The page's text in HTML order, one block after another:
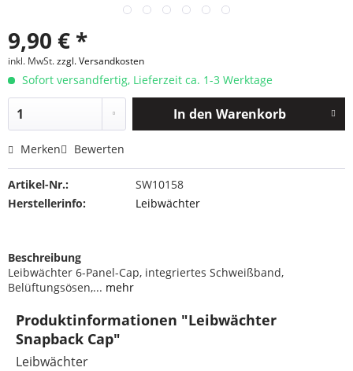
9,90 € *
inkl. MwSt.zzgl. Versandkosten
Sofort versandfertig, Lieferzeit ca. 1-3 Werktage
In den Warenkorb
Merken Bewerten
Artikel-Nr.:
SW10158
Herstellerinfo:
Leibwächter
Beschreibung
Leibwächter 6-Panel-Cap, integriertes Schweißband,
Belüftungsösen,... mehr
Produktinformationen "Leibwächter
Snapback Cap"
Leibwächter